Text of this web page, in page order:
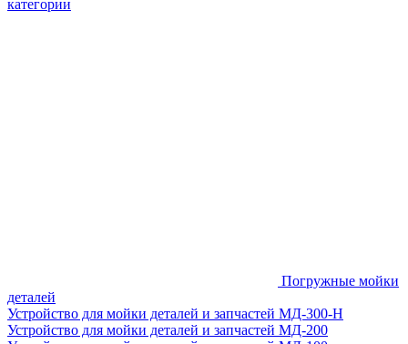
категории
Погружные мойки
деталей
Устройство для мойки деталей и запчастей МД-300-H
Устройство для мойки деталей и запчастей МД-200